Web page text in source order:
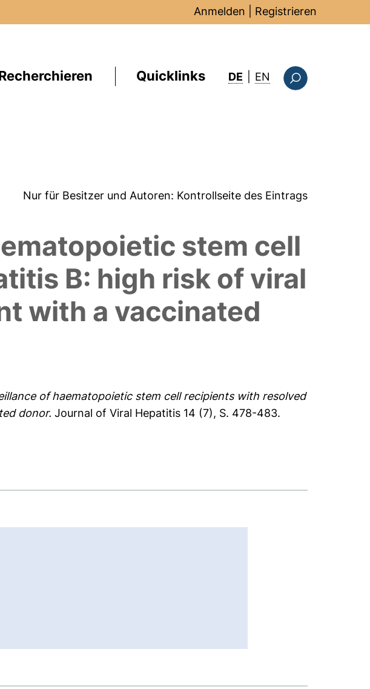
Anmelden Registrieren
Quicklinks DE EN : this page in
Nur für Besitzer und Autoren: Kontrollseite des Eintrags
stem cell
B: high risk of viral
with a vaccinated
of haematopoietic stem cell recipients with resolved
donor. Journal of Viral Hepatitis 14 (7), S. 478-483.